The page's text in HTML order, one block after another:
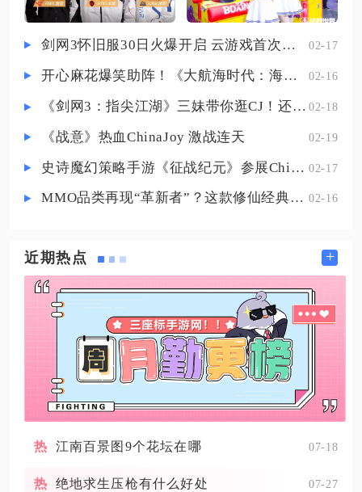
耗城池耐久，体力耗尽之后攻城计
划就会彻底失败。实战里藏兵卡秒
主力部队行军到达城池之后，先暂
时撤下驻守队伍里的主将，队伍就
高
剑网3怀旧服30日火爆开启 云游戏首次亮相CJ打造舒适畅玩体验 02-17
开心麻花爆笑助阵！《大航海时代：海上霸主》亮相China Joy 02-16
《剑网3：指尖江湖》三妹带你逛CJ！还有惊喜嘉宾现场约定你！ 02-18
《战意》热血ChinaJoy 激战连天 02-19
史诗魔幻策略手游《征战纪元》参展ChinaJoy，SLG与放置融合玩法来袭 02-17
MMO品类再现“革新者”？这款修仙经典IP产品在尝试破局 02-16
近期热点 +
江南百景图9个花坛在哪 07-18
绝地求生压枪有什么好处 07-27